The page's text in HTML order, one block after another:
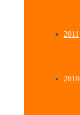
2011
2010